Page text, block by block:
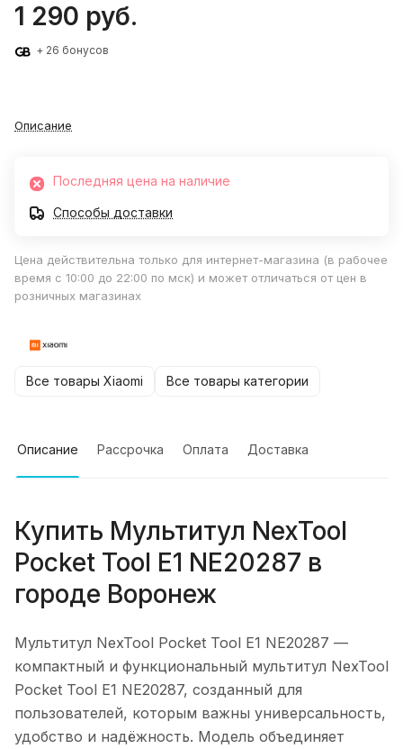
1 290 руб.
+ 26 бонусов
Описание
Последняя цена на наличие
Способы доставки
Цена действительна только для интернет-магазина (в рабочее
время с 10:00 до 22:00 по мск) и может отличаться от цен в
розничных магазинах
Все товары Xiaomi Все товары категории
Описание Рассрочка Оплата Доставка
Купить Мультитул NexTool
Pocket Tool E1 NE20287 в
городе Воронеж
Мультитул NexTool Pocket Tool E1 NE20287 —
компактный и функциональный мультитул NexTool
Pocket Tool E1 NE20287, созданный для
пользователей, которым важны универсальность,
удобство и надёжность. Модель объединяет